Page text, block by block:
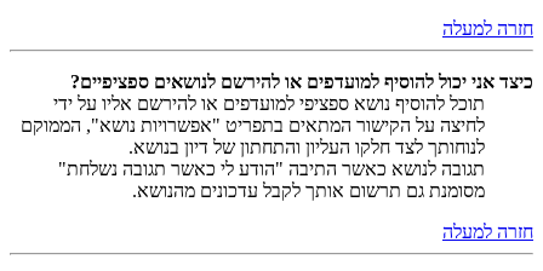
חזרה למעלה
כיצד אני יכול להוסיף למועדפים או להירשם לנושאים ספציפיים?
תוכל להוסיף נושא ספציפי למועדפים או להירשם אליו על ידי
לחיצה על הקישור המתאים בתפריט "אפשרויות נושא", הממוקם
לנוחותך לצד חלקו העליון והתחתון של דיון בנושא.
תגובה לנושא כאשר התיבה "הודע לי כאשר תגובה נשלחת"
מסומנת גם תרשום אותך לקבל עדכונים מהנושא.
חזרה למעלה